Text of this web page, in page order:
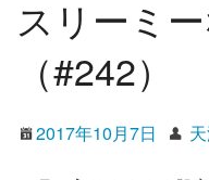
スリーミ
（#242）
2017年10月7日